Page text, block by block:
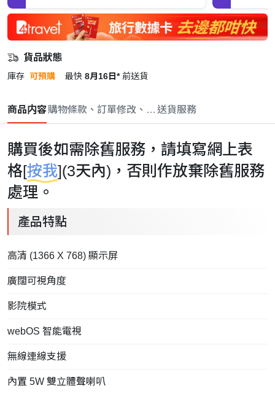
貨品狀態
庫存 可預購 最快 8月16日* 前送貨
商品内容購物條款、訂單修改、取消與退款政策
送貨服務
購買後如需除舊服務，請填寫網上表
格[按我](3天內)，否則作放棄除舊服務
處理。
產品特點
高清 (1366 X 768) 顯示屏
廣闊可視角度
影院模式
webOS 智能電視
無線連線支援
內置 5W 雙立體聲喇叭